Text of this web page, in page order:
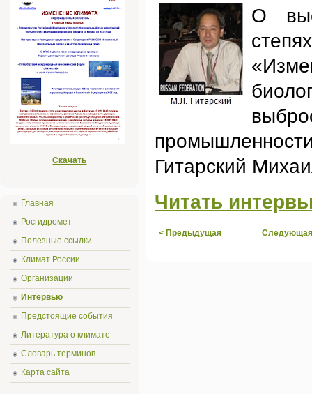
О
Гитарский
Читать
< Предыдущая
Скачать
Главная
Росгидромет
Полезные ссылки
Климат России
Организации
Интервью
Предстоящие события
Литература о климате
Словарь терминов
Карта сайта